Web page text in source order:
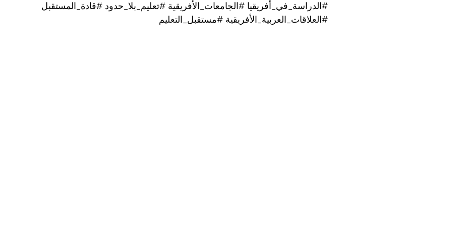
#الدراسة_في_أفريقيا #الجامعات_الأفريقية #تعليم_بلا_حدود #قادة_المستقبل
#العلاقات_العربية_الأفريقية #مستقبل_التعليم